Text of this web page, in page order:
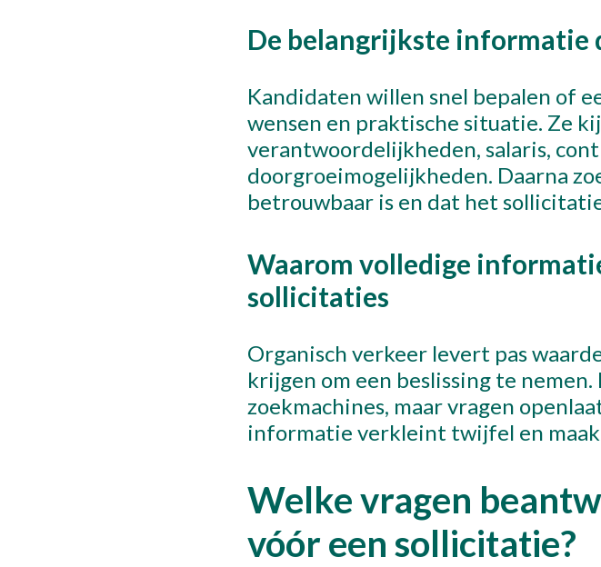
De belangrijkste informatie
Kandidaten willen snel bepalen of
wensen en praktische situatie. Ze
verantwoordelijkheden, salaris,
doorgroeimogelijkheden. Daarna
betrouwbaar is en dat het
Waarom volledige
sollicitaties
Organisch verkeer levert pas
krijgen om een beslissing te
zoekmachines, maar vragen
informatie verkleint twijfel en
Welke vragen
vóór een sollicitatie?